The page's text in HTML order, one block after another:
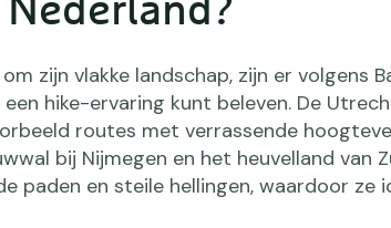
zijn vlakke landschap, zijn er volgens
hike-ervaring kunt beleven. De
routes met verrassende
bij Nijmegen en het heuvelland van
paden en steile hellingen, waardoor ze